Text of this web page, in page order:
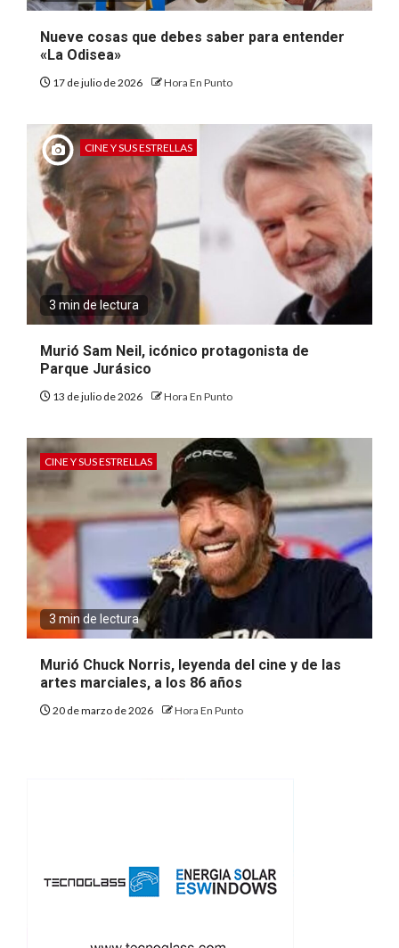
Nueve cosas que debes saber para entender
«La Odisea»
17 de julio de 2026 Hora En Punto
CINE Y SUS ESTRELLAS
3 min de lectura
Murió Sam Neil, icónico protagonista de
Parque Jurásico
13 de julio de 2026 Hora En Punto
CINE Y SUS ESTRELLAS
3 min de lectura
Murió Chuck Norris, leyenda del cine y de las
artes marciales, a los 86 años
20 de marzo de 2026 Hora En Punto